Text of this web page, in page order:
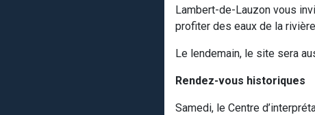
Lambert-de-Lauzon vous
profiter des eaux de la
Le lendemain, le site sera
Rendez-vous historiques
Samedi, le Centre